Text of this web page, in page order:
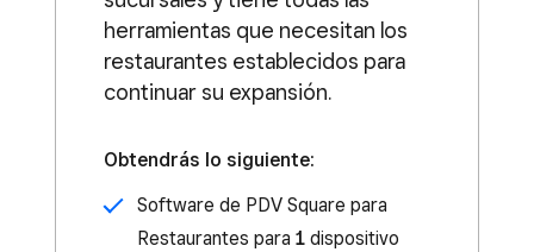
herramientas que necesitan los
restaurantes establecidos para
continuar su expansión.
Obtendrás lo siguiente:
Software de PDV Square para
Restaurantes para 1 dispositivo